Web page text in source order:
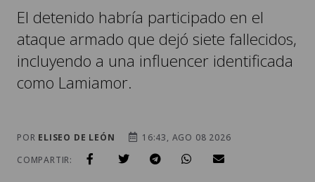
incluyendo a una influencer identificada
como Lamiamor.
POR ELISEO DE LEÓN